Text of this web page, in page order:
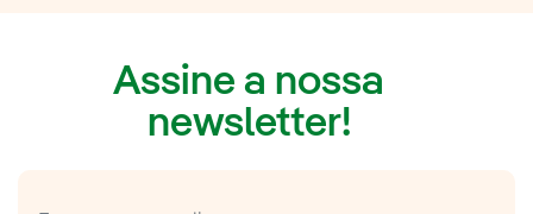
Assine a nossa
newsletter!